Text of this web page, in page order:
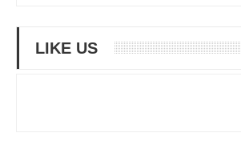
LIKE US